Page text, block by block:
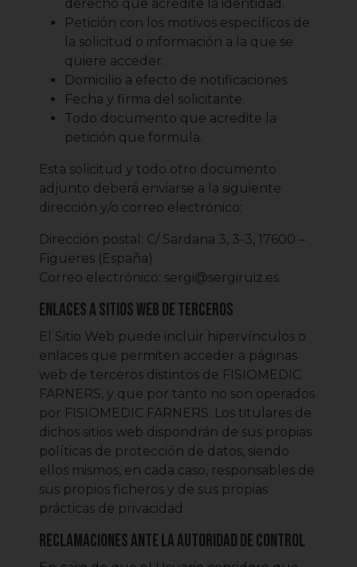
derecho que acredite la identidad.
Petición con los motivos específicos de
la solicitud o información a la que se
quiere acceder.
Domicilio a efecto de notificaciones.
Fecha y firma del solicitante.
Todo documento que acredite la
petición que formula.
Esta solicitud y todo otro documento
adjunto deberá enviarse a la siguiente
dirección y/o correo electrónico:
Dirección postal: C/ Sardana 3, 3-3, 17600 –
Figueres (España)
Correo electrónico: sergi@sergiruiz.es
Enlaces a sitios web de terceros
El Sitio Web puede incluir hipervínculos o
enlaces que permiten acceder a páginas
web de terceros distintos de FISIOMEDIC
FARNERS, y que por tanto no son operados
por FISIOMEDIC FARNERS. Los titulares de
dichos sitios web dispondrán de sus propias
políticas de protección de datos, siendo
ellos mismos, en cada caso, responsables de
sus propios ficheros y de sus propias
prácticas de privacidad.
Reclamaciones ante la autoridad de control